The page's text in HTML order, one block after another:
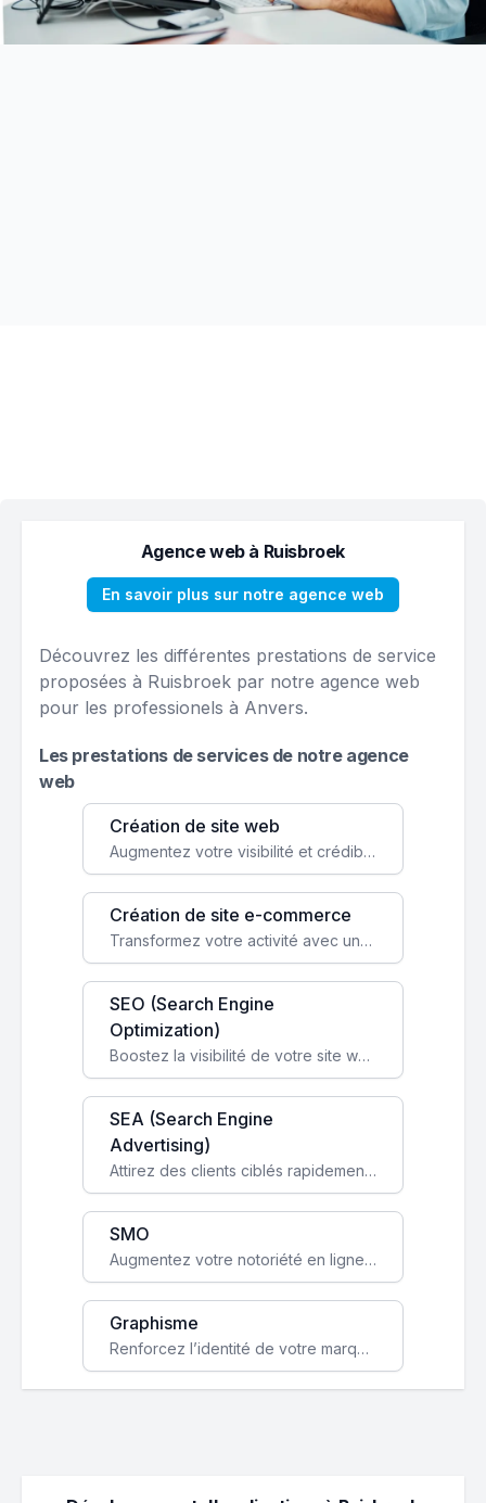
Agence web à Ruisbroek
En savoir plus sur notre agence web
Découvrez les différentes prestations de service
proposées à Ruisbroek par notre agence web
pour les professionels à Anvers.
Les prestations de services de notre agence
web
Création de site web
Augmentez votre visibilité et crédibilité en ligne avec un site web performant, conçu pour attirer plus de clients.
Création de site e-commerce
Transformez votre activité avec une boutique en ligne, accessible à l'échelle mondiale 24/7.
SEO (Search Engine
Optimization)
Boostez la visibilité de votre site web sur Google et attirez du trafic qualifié grâce à nos stratégies SEO.
SEA (Search Engine
Advertising)
Attirez des clients ciblés rapidement avec des campagnes publicitaires payantes optimisées pour vos objectifs.
SMO
Augmentez votre notoriété en ligne et stimulez la croissance de votre entreprise grâce à une stratégie sociale sur mesure.
Graphisme
Renforcez l’identité de votre marque avec un design unique qui capte l’attention et engage vos clients.